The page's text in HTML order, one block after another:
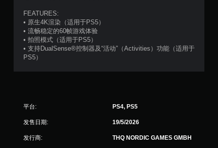
0
FEATURES:
• 原生4K渲染（适用于PS5）
• 流畅稳定的60帧游戏体验
• 拍照模式（适用于PS5）
• 支持DualSense®控制器及“活动”（Activities）功能（适用于
PS5）
平台: PS4, PS5
发售日期: 19/5/2026
发行商: THQ NORDIC GAMES GMBH